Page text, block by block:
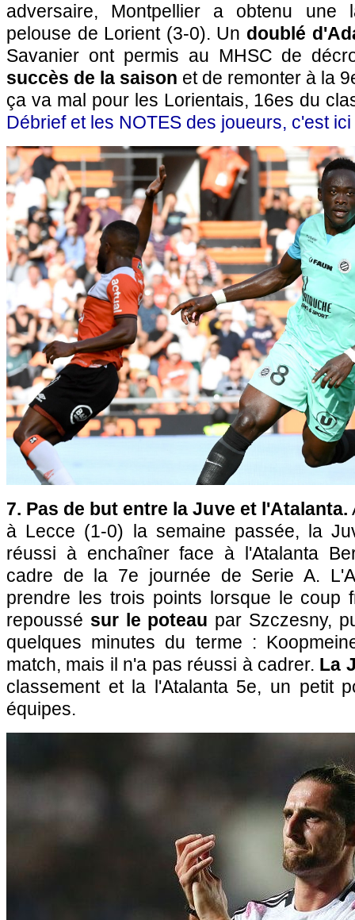
adversaire, Montpellier a obtenu une
pelouse de Lorient (3-0). Un doublé
Savanier ont permis au MHSC de
succès de la saison et de remonter à la
ça va mal pour les Lorientais, 16es du
Débrief et les NOTES des joueurs, c'est ici
7. Pas de but entre la Juve et l'Atalanta.
à Lecce (1-0) la semaine passée, la
réussi à enchaîner face à l'Atalanta
cadre de la 7e journée de Serie A.
prendre les trois points lorsque le coup
repoussé sur le poteau par Szczesny,
quelques minutes du terme :
match, mais il n'a pas réussi à cadrer. La
classement et la l'Atalanta 5e, un petit
équipes.